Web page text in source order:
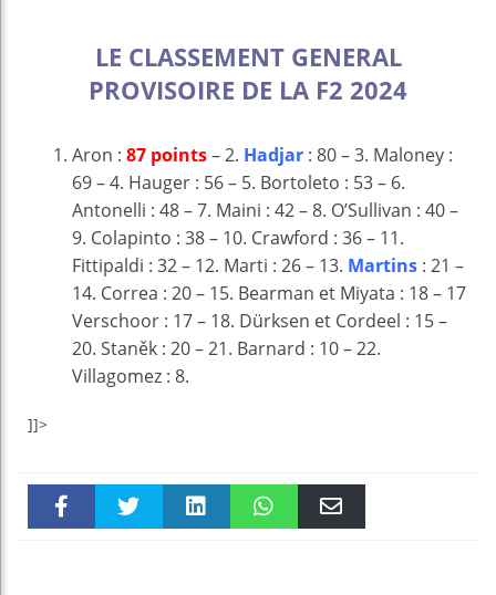
LE CLASSEMENT GENERAL
PROVISOIRE DE LA F2 2024
Aron : 87 points– 2. Hadjar : 80 – 3. Maloney :
69 – 4. Hauger : 56 – 5. Bortoleto : 53 – 6.
Antonelli : 48 – 7. Maini : 42 – 8. O’Sullivan : 40 –
9. Colapinto : 38 – 10. Crawford : 36 – 11.
Fittipaldi : 32 – 12. Marti : 26 – 13. Martins : 21 –
14. Correa : 20 – 15. Bearman et Miyata : 18 – 17
Verschoor : 17 – 18. Dürksen et Cordeel : 15 –
20. Staněk : 20 – 21. Barnard : 10 – 22.
Villagomez : 8.
]]>